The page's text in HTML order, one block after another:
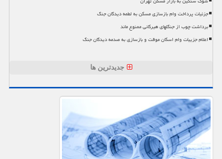
جزئیات پرداخت وام بازسازی مسکن به لطمه دیدگان جنگ
برداشت چوب از جنگلهای هیرکانی ممنوع ماند
اعلام جزییات وام اسکان موقت و بازسازی به صدمه دیدگان جنگ
جدیدترین ها